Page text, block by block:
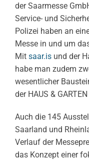
der Saarmesse
Service- und
Polizei haben an
Messe in und um
Mit saar.is und der
habe man zudem
wesentlicher
der HAUS &
Auch die 145
Saarland und
Verlauf der
das Konzept einer